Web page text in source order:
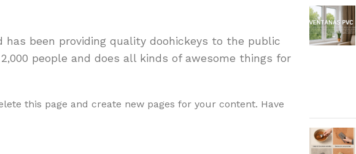
has been providing quality doohickeys to the public
people and does all kinds of awesome things for
this page and create new pages for your content. Have